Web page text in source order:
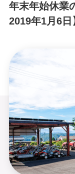
年末年始休業
2019年1月6日